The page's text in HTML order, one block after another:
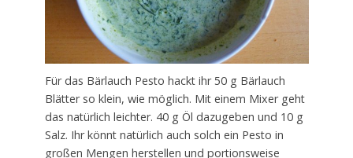
Für das Bärlauch Pesto hackt ihr 50 g Bärlauch
Blätter so klein, wie möglich. Mit einem Mixer geht
das natürlich leichter. 40 g Öl dazugeben und 10 g
Salz. Ihr könnt natürlich auch solch ein Pesto in
großen Mengen herstellen und portionsweise